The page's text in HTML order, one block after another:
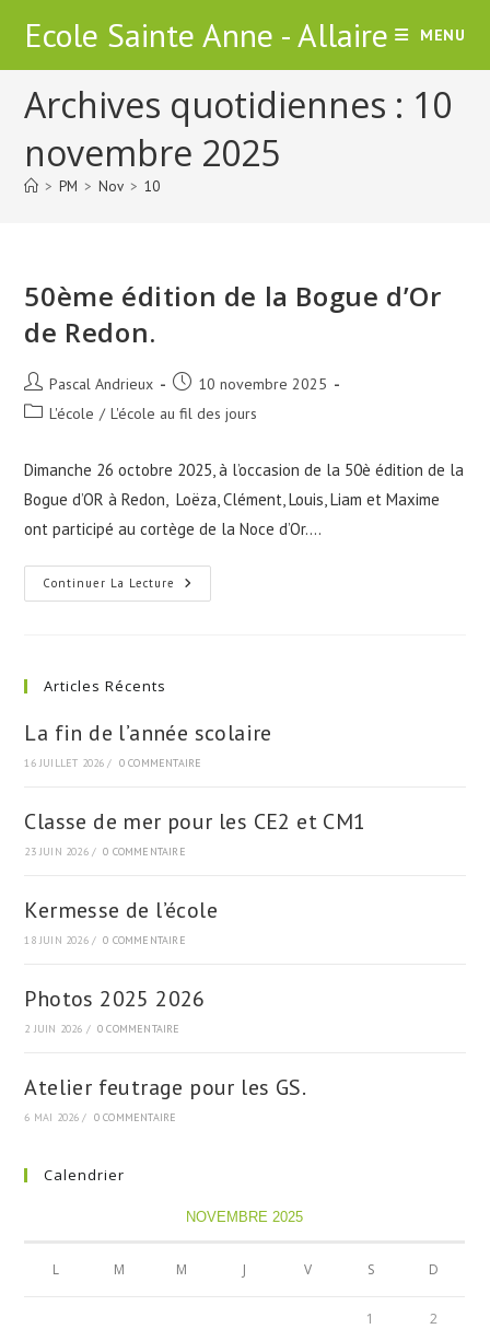
content
Ecole Sainte Anne - Allaire MENU
Archives quotidiennes : 10
novembre 2025
> PM > Nov > 10
50ème édition de la Bogue d’Or
de Redon.
Auteur/autrice
de
Pascal Andrieux
Publication
publiée :
10 novembre 2025
PostL'école / L'école au fil des jours
Dimanche 26 octobre 2025, à l’occasion de la 50è édition de la
Bogue d’OR à Redon, Loëza, Clément, Louis, Liam et Maxime
ont participé au cortège de la Noce d’Or.…
Continuer La Lecture 50ème
Édition
Articles Récents
La fin de l’année scolaire
16 JUILLET 2026 / 0 COMMENTAIRE
Classe de mer pour les CE2 et CM1
23 JUIN 2026 / 0 COMMENTAIRE
Kermesse de l’école
18 JUIN 2026 / 0 COMMENTAIRE
Photos 2025 2026
2 JUIN 2026 / 0 COMMENTAIRE
Atelier feutrage pour les GS.
6 MAI 2026 / 0 COMMENTAIRE
Calendrier
NOVEMBRE 2025
L M M J V S D
1 2